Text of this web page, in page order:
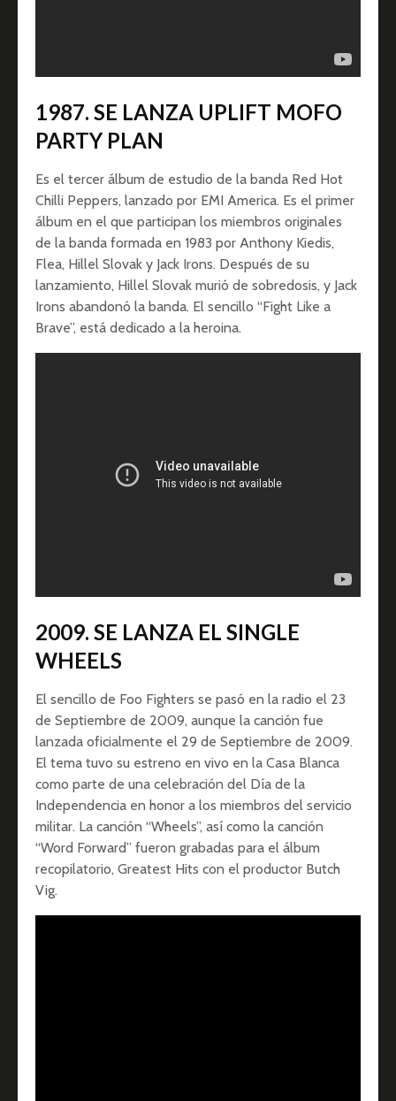
1987. SE LANZA UPLIFT MOFO
PARTY PLAN
Es el tercer álbum de estudio de la banda Red Hot
Chilli Peppers, lanzado por EMI America. Es el primer
álbum en el que participan los miembros originales
de la banda formada en 1983 por Anthony Kiedis,
Flea, Hillel Slovak y Jack Irons. Después de su
lanzamiento, Hillel Slovak murió de sobredosis, y Jack
Irons abandonó la banda. El sencillo “Fight Like a
Brave”, está dedicado a la heroina.
2009. SE LANZA EL SINGLE
WHEELS
El sencillo de Foo Fighters se pasó en la radio el 23
de Septiembre de 2009, aunque la canción fue
lanzada oficialmente el 29 de Septiembre de 2009.
El tema tuvo su estreno en vivo en la Casa Blanca
como parte de una celebración del Día de la
Independencia en honor a los miembros del servicio
militar. La canción “Wheels”, así como la canción
“Word Forward” fueron grabadas para el álbum
recopilatorio, Greatest Hits con el productor Butch
Vig.